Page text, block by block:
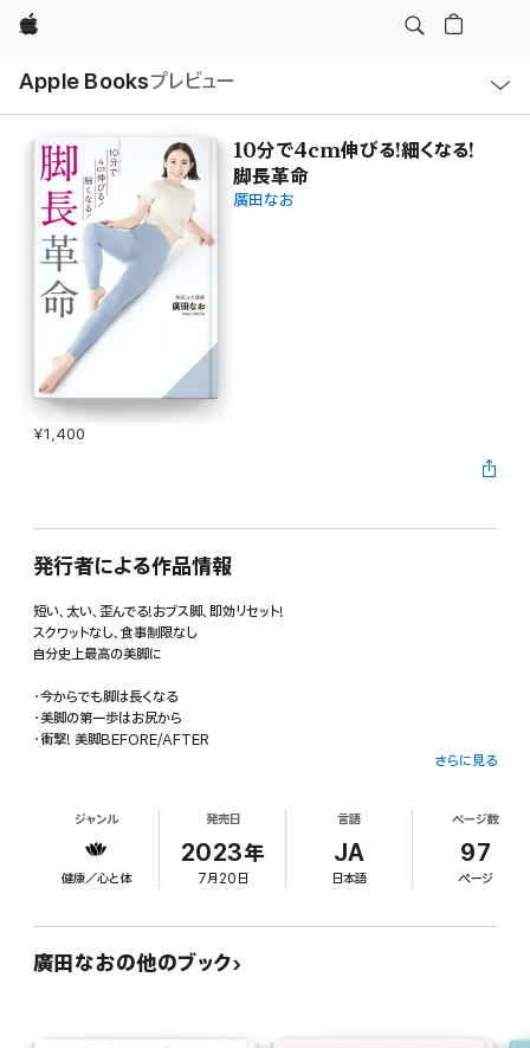
Apple
Apple Booksプレビュー
ル
10分で4cm伸びる!細くなる!
脚長革命
廣田なお
¥1,400
発行者による作品情報
短い、太い、歪んでる!おブス脚、即効リセット!
スクワットなし、食事制限なし
自分史上最高の美脚に
・今からでも脚は長くなる
・美脚の第一歩はお尻から
・衝撃! 美脚BEFORE/AFTER
理想はまっすぐで引き締まった脚
PART2 1日10分! 美脚デザインスタート
・用意するものはたった2つ
ツッパリ解放 前ももリリース
STEP2 伸ばす
前もも柔らかく 壁ドン伸ばし
さらに見る
ジャンル
健康／心と体
発売日
2023年
7月20日
言語
JA
日本語
ページ数
97
ページ
廣田なおの他のブック